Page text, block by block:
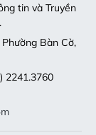
tin và Truyền
Bàn Cờ,
2241.3760